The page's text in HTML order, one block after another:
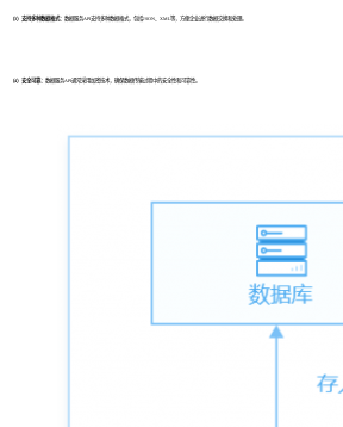
（3）支持多种数据格式： 数据服务API支持多种数据格式，包括JSON、XML等，方便企业进行数据交换和处理。
（4）安全可靠： 数据服务API通常采用加密技术，确保数据传输过程中的安全性和可靠性。